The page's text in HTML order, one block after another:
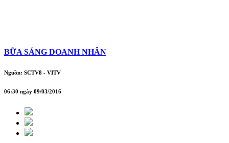
BỮA SÁNG DOANH NHÂN
Nguồn: SCTV8 - VITV
06:30 ngày 09/03/2016